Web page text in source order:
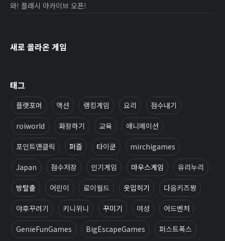
와! 플래시 아카이브 오픈!
새로 올라온 게임
태그
플랫포머 액션 랭킹게임 요리 점수내기
roiworld 화장하기 교육 애니메이션
포인트앤클릭 퍼즐 타이쿤 mirchigames
Japan 점수저장 인기게임 마우스게임 유리누리
방탈출 어린이 로이월드 옷입히기 다음키즈짱
야후꾸러기 키니위니 꾸미기 여성 어드벤처
GenieFunGames BigEscapeGames 퍼스트폭스